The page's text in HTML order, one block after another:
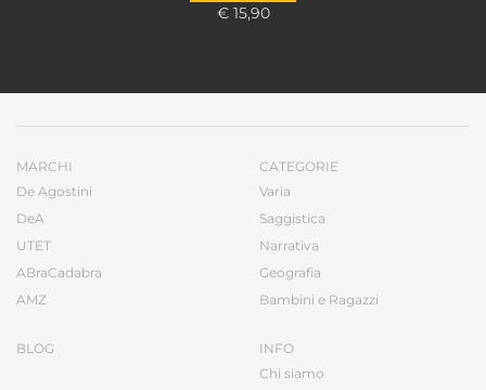
€ 15,90
MARCHI
De Agostini
DeA
UTET
ABraCadabra
AMZ
BLOG
CATEGORIE
Varia
Saggistica
Narrativa
Geografia
Bambini e Ragazzi
INFO
Chi siamo